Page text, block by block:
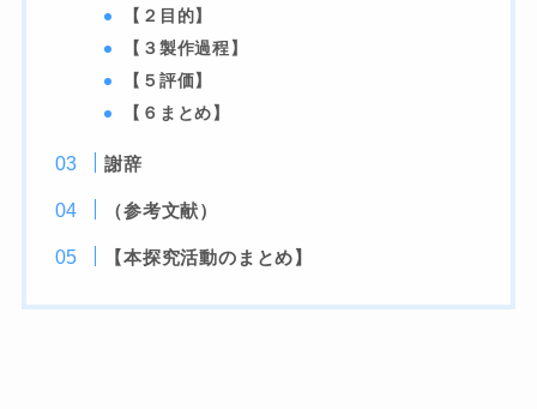
【２目的】
【３製作過程】
【５評価】
【６まとめ】
謝辞
（参考文献）
【本探究活動のまとめ】